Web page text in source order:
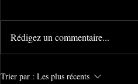
Le stretch du piercing |
Rédigez un commentaire...
Trier par : Les plus récents